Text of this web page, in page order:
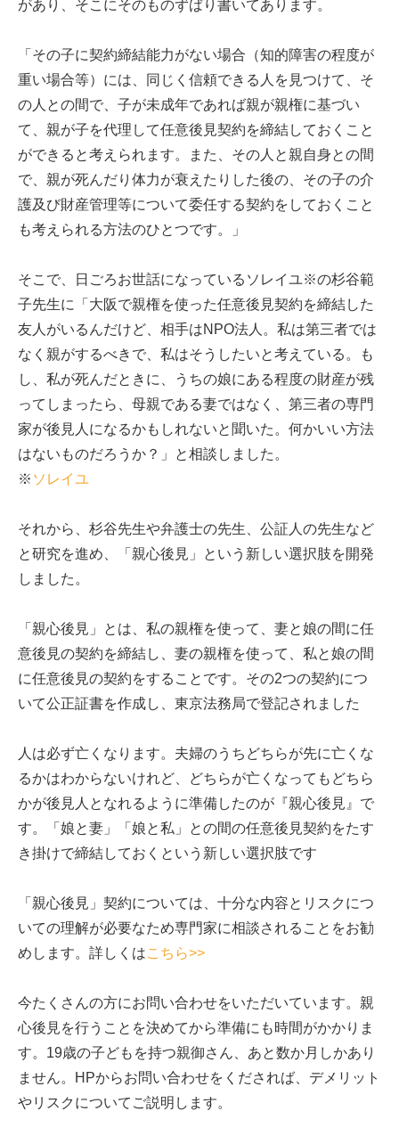
があり、そこにそのものずばり書いてあります。
「その子に契約締結能力がない場合（知的障害の程度が
重い場合等）には、同じく信頼できる人を見つけて、そ
の人との間で、子が未成年であれば親が親権に基づい
て、親が子を代理して任意後見契約を締結しておくこと
ができると考えられます。また、その人と親自身との間
で、親が死んだり体力が衰えたりした後の、その子の介
護及び財産管理等について委任する契約をしておくこと
も考えられる方法のひとつです。」
そこで、日ごろお世話になっているソレイユ※の杉谷範
子先生に「大阪で親権を使った任意後見契約を締結した
友人がいるんだけど、相手はNPO法人。私は第三者では
なく親がするべきで、私はそうしたいと考えている。も
し、私が死んだときに、うちの娘にある程度の財産が残
ってしまったら、母親である妻ではなく、第三者の専門
家が後見人になるかもしれないと聞いた。何かいい方法
はないものだろうか？」と相談しました。
※ ソレイユ
それから、杉谷先生や弁護士の先生、公証人の先生など
と研究を進め、「親心後見」という新しい選択肢を開発
しました。
「親心後見」とは、私の親権を使って、妻と娘の間に任
意後見の契約を締結し、妻の親権を使って、私と娘の間
に任意後見の契約をすることです。その2つの契約につ
いて公正証書を作成し、東京法務局で登記されました
人は必ず亡くなります。夫婦のうちどちらが先に亡くな
るかはわからないけれど、どちらが亡くなってもどちら
かが後見人となれるように準備したのが『親心後見』で
す。「娘と妻」「娘と私」との間の任意後見契約をたす
き掛けで締結しておくという新しい選択肢です
「親心後見」契約については、十分な内容とリスクにつ
いての理解が必要なため専門家に相談されることをお勧
めします。詳しくはこちら>>
今たくさんの方にお問い合わせをいただいています。親
心後見を行うことを決めてから準備にも時間がかかりま
す。19歳の子どもを持つ親御さん、あと数か月しかあり
ません。HPからお問い合わせをくだされば、デメリット
やリスクについてご説明します。